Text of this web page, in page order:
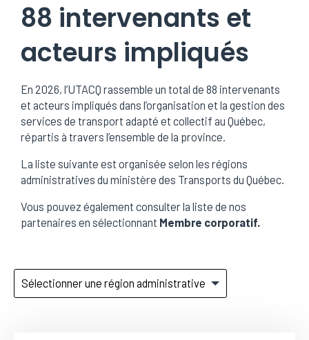
88 intervenants et
acteurs impliqués
En 2026, l’UTACQ rassemble un total de 88 intervenants
et acteurs impliqués dans l’organisation et la gestion des
services de transport adapté et collectif au Québec,
répartis à travers l’ensemble de la province.
La liste suivante est organisée selon les régions
administratives du ministère des Transports du Québec.
Vous pouvez également consulter la liste de nos
partenaires en sélectionnant Membre corporatif.